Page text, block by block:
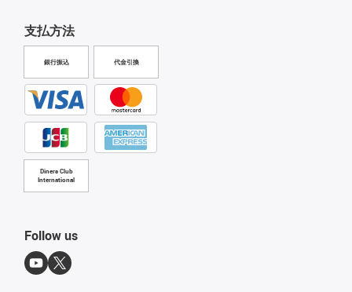
支払方法
銀行振込 代金引換
Diners Club
International
Follow us